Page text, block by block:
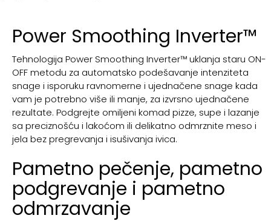
Power Smoothing Inverter™
Tehnologija Power Smoothing Inverter™ uklanja staru ON-
OFF metodu za automatsko podešavanje intenziteta
snage i isporuku ravnomerne i ujednačene snage kada
vam je potrebno više ili manje, za izvrsno ujednačene
rezultate. Podgrejte omiljeni komad pizze, supe i lazanje
sa preciznošću i lakoćom ili delikatno odmrznite meso i
jela bez pregrevanja i isušivanja ivica.
Pametno pečenje, pametno
podgrevanje i pametno
odmrzavanje